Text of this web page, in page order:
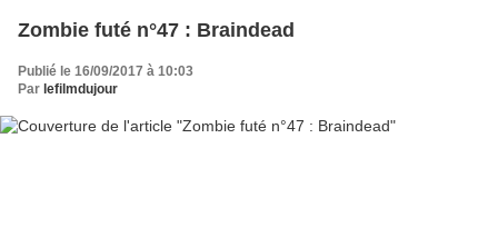
Zombie futé n°47 : Braindead
Publié le 16/09/2017 à 10:03
Par lefilmdujour